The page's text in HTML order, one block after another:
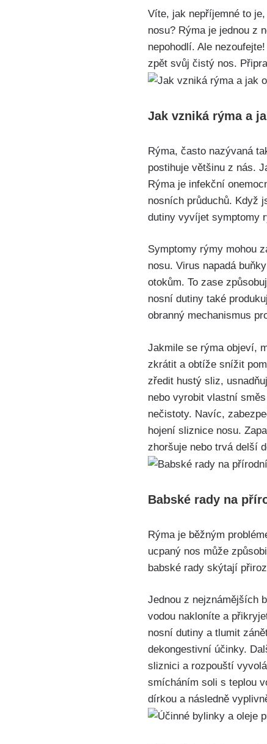
Víte, jak nepříjemné ⁢to
nosu? Rýma je⁣ jednou z
nepohodlí. Ale
zpět svůj čistý nos.
Jak vzniká rýma a
Rýma, často nazývaná
postihuje⁢ většinu z nás.
Rýma je infekční
nosních ⁣průduchů. Když
dutiny vyvíjet symptomy
Symptomy rýmy mohou
nosu. Virus napadá
otokům. To zase
nosní ⁤dutiny také
obranný mechanismus
Jakmile se​ rýma objeví,
‍zkrátit a⁣ obtíže⁢ snížit
zředit hustý sliz,
nebo vyrobit vlastní
nečistoty.‍ Navíc,
hojení sliznice ‍nosu.
zhoršuje nebo trvá‍ delší
Babské rady na
Rýma ​je běžným
ucpaný nos‍ může
babské rady skýtají
Jednou z nejznámějších
vodou nakloníte a
nosní dutiny a tlumit
dekongestivní‌ účinky.
sliznici​ a rozpouští
smícháním soli s teplou
dírkou​ a následně